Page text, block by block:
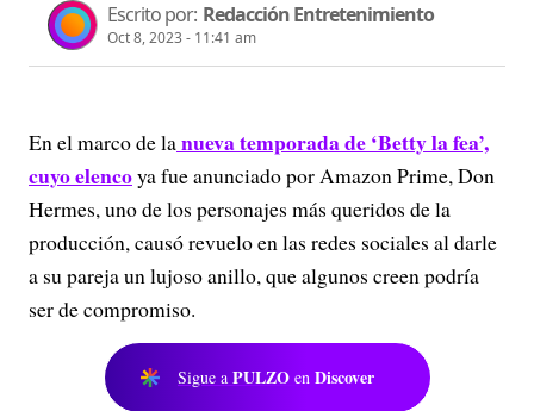
Escrito por: Redacción Entretenimiento
Oct 8, 2023 - 11:41 am
En el marco de lanueva temporada de ‘Betty la fea’,
cuyo elencoya fue anunciado por Amazon Prime, Don
Hermes, uno de los personajes más queridos de la
producción, causó revuelo en las redes sociales al darle
a su pareja un lujoso anillo, que algunos creen podría
ser de compromiso.
Sigue a PULZO en Discover